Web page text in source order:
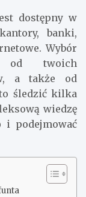
dostępny w
banki,
Wybór
od twoich
a także od
śledzić kilka
wiedzę
i podejmować